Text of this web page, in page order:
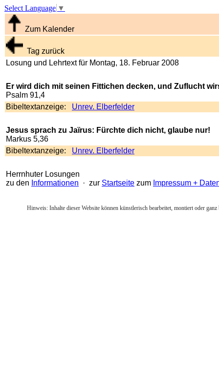
Select Language ▼
Zum Kalender
Tag zurück
Losung und Lehrtext für Montag, 18. Februar 2008
Er wird dich mit seinen Fittichen decken, und Zuflucht
Psalm 91,4
Bibeltextanzeige: Unrev. Elberfelder
Jesus sprach zu Jaïrus: Fürchte dich nicht, glaube nur!
Markus 5,36
Bibeltextanzeige: Unrev. Elberfelder
Herrnhuter Losungen
zu den Informationen · zur Startseite zum Impressum +
Hinweis: Inhalte dieser Website können künstlerisch bearbeitet, montiert oder